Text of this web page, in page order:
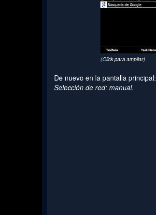
(Click para ampliar)
De nuevo en la pantalla principal:
Selección de red: manual.